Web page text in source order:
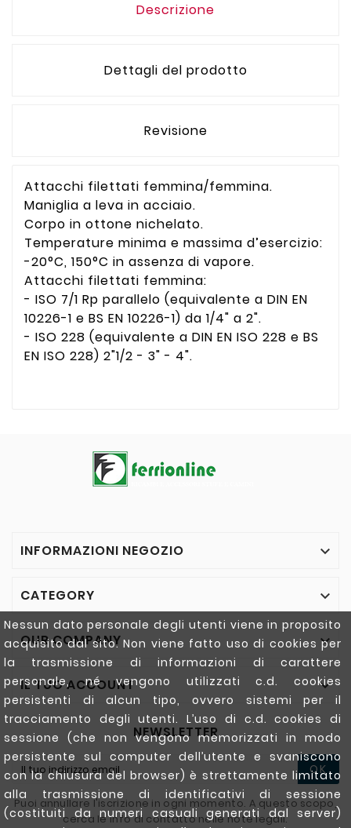
Nessun dato personale degli utenti viene in proposito
acquisito dal sito. Non viene fatto uso di cookies per
la trasmissione di informazioni di carattere
personale, né vengono utilizzati c.d. cookies
persistenti di alcun tipo, ovvero sistemi per il
tracciamento degli utenti. L’uso di c.d. cookies di
sessione (che non vengono memorizzati in modo
persistente sul computer dell’utente e svaniscono
con la chiusura del browser) è strettamente limitato
alla trasmissione di identificativi di sessione
(costituiti da numeri casuali generati dal server)
Descrizione
Dettagli del prodotto
Revisione
Attacchi filettati femmina/femmina.
Maniglia a leva in acciaio.
Corpo in ottone nichelato.
Temperature minima e massima d’esercizio:
-20°C, 150°C in assenza di vapore.
Attacchi filettati femmina:
- ISO 7/1 Rp parallelo (equivalente a DIN EN
10226-1 e BS EN 10226-1) da 1/4" a 2".
- ISO 228 (equivalente a DIN EN ISO 228 e BS
EN ISO 228) 2"1/2 - 3" - 4".
INFORMAZIONI NEGOZIO 
CATEGORY 
OUR COMPANY 
IL TUO ACCOUNT 
NEWSLETTER
OK
Puoi annullare l'iscrizione in ogni momento. A questo scopo,
cerca le info di contatto nelle note legali.